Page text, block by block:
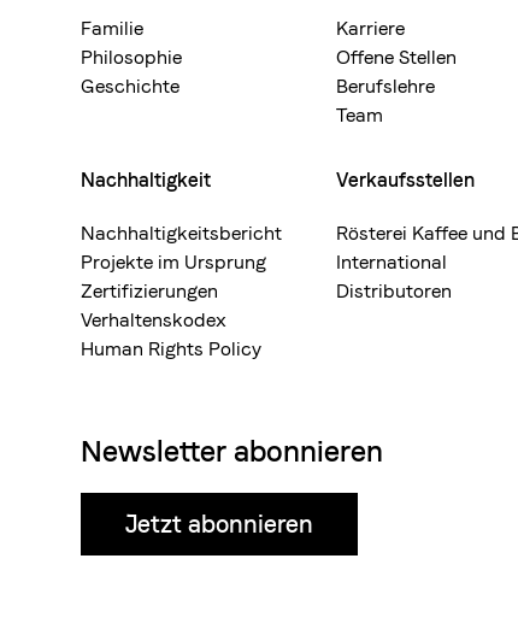
neu
Familie
Philosophie
Geschichte
Karriere
Offene Stellen
Berufslehre
Team
Nachhaltigkeit
Nachhaltigkeitsbericht
Projekte im Ursprung
Zertifizierungen
Verhaltenskodex
Human Rights Policy
Verkaufsstellen
Rösterei Kaffee und
International
Distributoren
Newsletter abonnieren
Jetzt abonnieren